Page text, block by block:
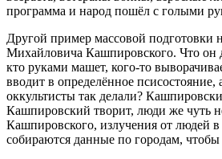
программа и народ пошёл с голыми
Другой пример массовой
Михайловича Кашпировского. Что он
кто руками машет, кого-то
вводит в определённое
оккультисты так делали?
Кашпировский творит, люди же чуть
Кашпировского, излучения от людей
собираются данные по городам,